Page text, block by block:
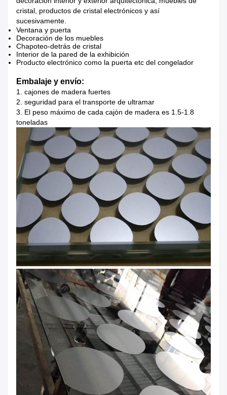
cristal, productos de cristal electrónicos y así
sucesivamente.
Ventana y puerta
Decoración de los muebles
Chapoteo-detrás de cristal
Interior de la pared de la exhibición
Producto electrónico como la puerta etc del congelador
Embalaje y envío:
1. cajones de madera fuertes
2. seguridad para el transporte de ultramar
3. El peso máximo de cada cajón de madera es 1.5-1.8
toneladas